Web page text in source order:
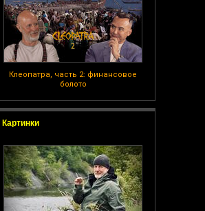
Клеопатра, часть 2: финансовое
болото
Картинки